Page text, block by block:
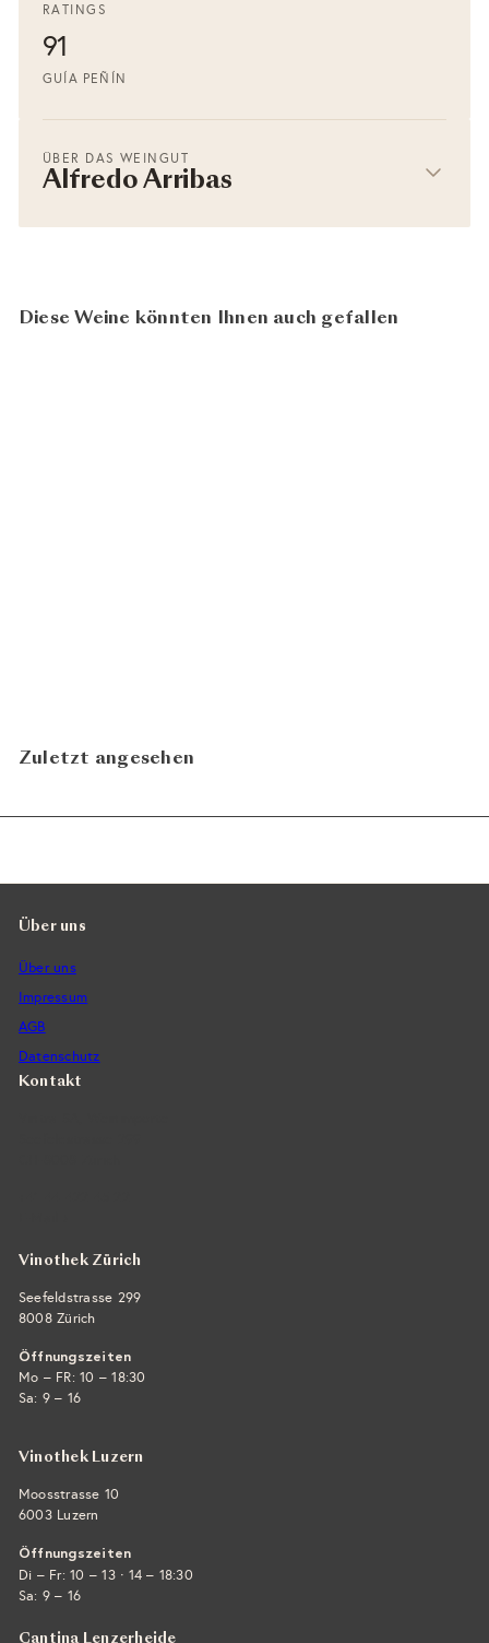
RATINGS
91
GUÍA PEÑÍN
ÜBER DAS WEINGUT
Alfredo Arribas
Diese Weine könnten Ihnen auch gefallen
Zuletzt angesehen
Über uns
Über uns
Impressum
AGB
Datenschutz
Kontakt
Vinothek Zürich
Seefeldstrasse 299
8008 Zürich
Öffnungszeiten
Mo – FR: 10 – 18:30
Sa: 9 – 16
Vinothek Luzern
Moosstrasse 10
6003 Luzern
Öffnungszeiten
Di – Fr: 10 – 13 · 14 – 18:30
Sa: 9 – 16
Cantina Lenzerheide